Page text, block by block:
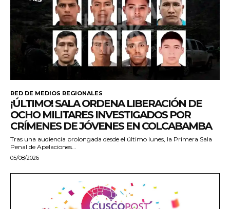
RED DE MEDIOS REGIONALES
¡ÚLTIMO! SALA ORDENA LIBERACIÓN DE
OCHO MILITARES INVESTIGADOS POR
CRÍMENES DE JÓVENES EN COLCABAMBA
Tras una audiencia prolongada desde el último lunes, la Primera Sala
Penal de Apelaciones...
05/08/2026